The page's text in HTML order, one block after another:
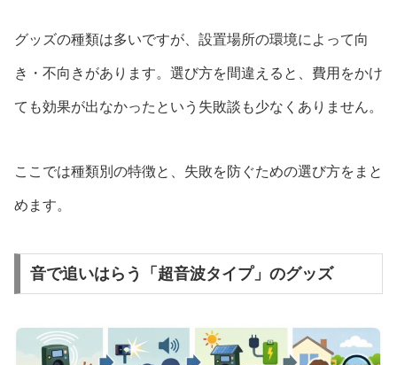
グッズの種類は多いですが、設置場所の環境によって向
き・不向きがあります。選び方を間違えると、費用をかけ
ても効果が出なかったという失敗談も少なくありません。
ここでは種類別の特徴と、失敗を防ぐための選び方をまと
めます。
音で追いはらう「超音波タイプ」のグッズ